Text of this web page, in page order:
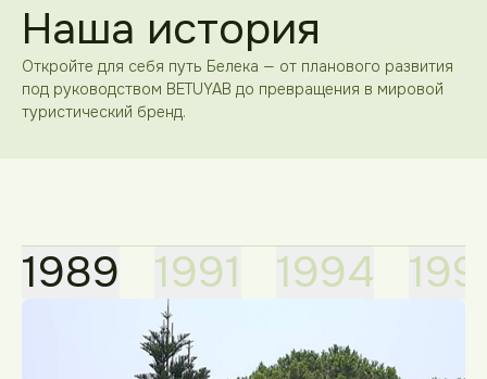
Наша история
Откройте для себя путь Белека — от планового развития
под руководством BETUYAB до превращения в мировой
туристический бренд.
1989 1991 1994